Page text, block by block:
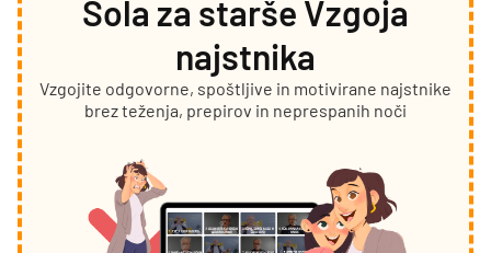
Šola za starše Vzgoja
najstnika
Vzgojite odgovorne, spoštljive in motivirane najstnike
brez teženja, prepirov in neprespanih noči